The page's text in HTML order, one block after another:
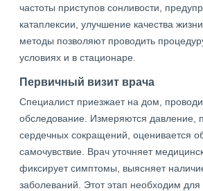
частоты приступов сонливости,
катаплексии, улучшение качества
методы позволяют проводить
условиях и в стационаре.
Первичный визит врача
Специалист приезжает на дом,
обследование. Измеряются давление,
сердечных сокращений, оценивается
самочувствие. Врач уточняет
фиксирует симптомы, выясняет
заболеваний. Этот этап необходим